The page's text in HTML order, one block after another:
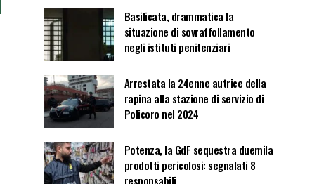
Basilicata, drammatica la
situazione di sovraffollamento
negli istituti penitenziari
Arrestata la 24enne autrice della
rapina alla stazione di servizio di
Policoro nel 2024
Potenza, la GdF sequestra duemila
prodotti pericolosi: segnalati 8
responsabili